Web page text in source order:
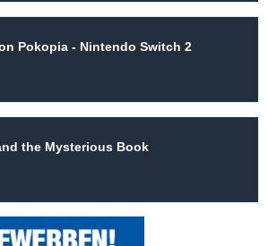
Pokopia - Nintendo Switch 2
the Mysterious Book